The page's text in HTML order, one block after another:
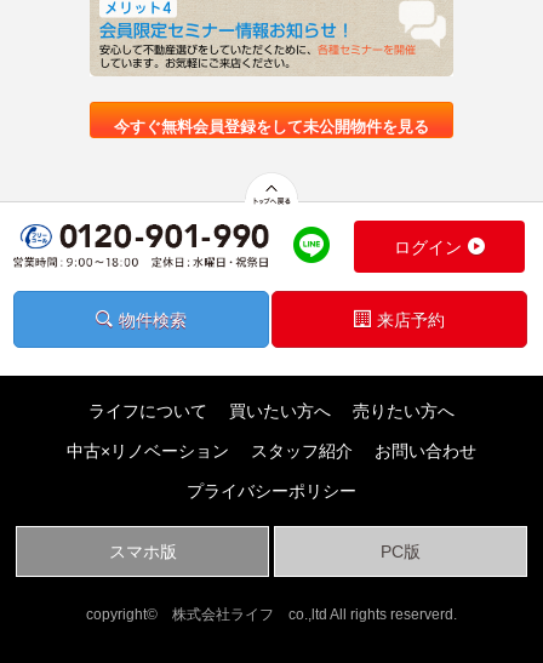
今すぐ無料会員登録をして未公開物件を見る
ログイン
物件検索 来店予約
ライフについて 買いたい方へ 売りたい方へ
中古×リノベーション スタッフ紹介 お問い合わせ
プライバシーポリシー
スマホ版 PC版
copyright© 株式会社ライフ co.,ltd All rights reserverd.